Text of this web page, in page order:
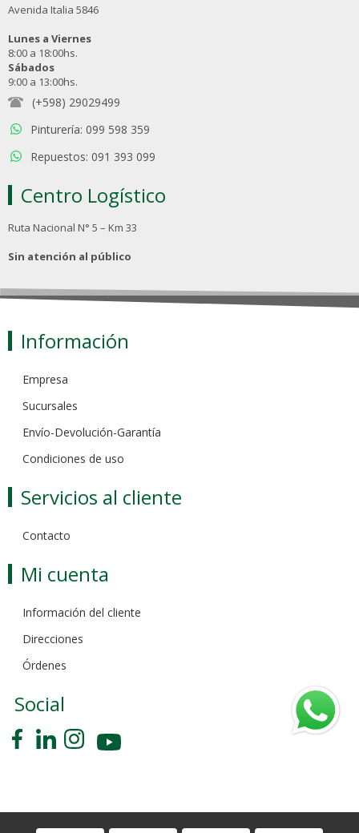
Avenida Italia 5846
Lunes a Viernes
8:00 a 18:00hs.
Sábados
9:00 a 13:00hs.
(+598) 29029499
Pinturería: 099 598 359
Repuestos: 091 393 099
Centro Logístico
Ruta Nacional N° 5 – Km 33
Sin atención al público
Información
Empresa
Sucursales
Envío-Devolución-Garantía
Condiciones de uso
Servicios al cliente
Contacto
Mi cuenta
Información del cliente
Direcciones
Órdenes
Social